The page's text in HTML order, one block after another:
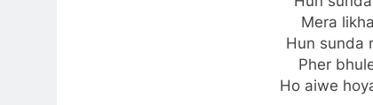
Mera
Hun sunda
Pher
Ho aiwe